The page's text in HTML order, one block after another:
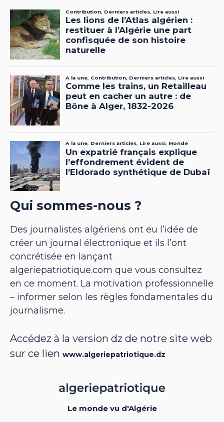
Qui sommes-nous ?
Des journalistes algériens ont eu l’idée de
créer un journal électronique et ils l’ont
concrétisée en lançant
algeriepatriotique.com que vous consultez
en ce moment. La motivation professionnelle
– informer selon les règles fondamentales du
journalisme.
Accédez à la version dz de notre site web
sur ce lien www.algeriepatriotique.dz
Le monde vu d'Algérie